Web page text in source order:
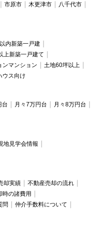
市原市 木更津市
八千代市
内新築一戸建
上新築一戸建て
ンマンション
土地60坪以上
ウス向け
台 月々7万円台
月々8万円台
地見学会情報
却実績
不動産売却の流れ
時の諸費用
問
仲介手数料について